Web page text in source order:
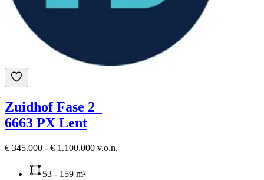
Zuidhof Fase 2
6663 PX Lent
€ 345.000 - € 1.100.000 v.o.n.
53 - 159 m²